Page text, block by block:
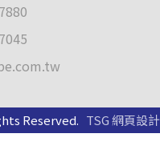
Reserved. TSG 網頁設計